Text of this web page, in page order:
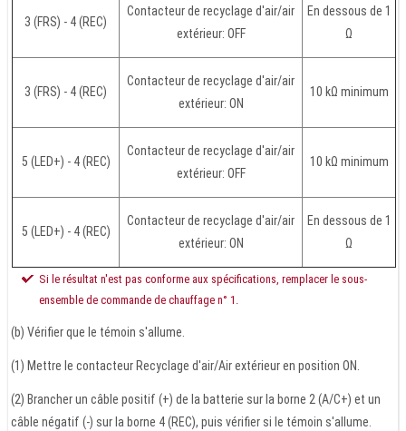
3 (FRS) - 4 (REC)
Contacteur de recyclage d'air/air
extérieur: OFF
En dessous de 1
Ω
3 (FRS) - 4 (REC)
Contacteur de recyclage d'air/air
extérieur: ON
10 kΩ minimum
5 (LED+) - 4 (REC)
Contacteur de recyclage d'air/air
extérieur: OFF
10 kΩ minimum
5 (LED+) - 4 (REC)
Contacteur de recyclage d'air/air
extérieur: ON
En dessous de 1
Ω
Si le résultat n'est pas conforme aux spécifications, remplacer le sous-
ensemble de commande de chauffage n° 1.
(b) Vérifier que le témoin s'allume.
(1) Mettre le contacteur Recyclage d'air/Air extérieur en position ON.
(2) Brancher un câble positif (+) de la batterie sur la borne 2 (A/C+) et un
câble négatif (-) sur la borne 4 (REC), puis vérifier si le témoin s'allume.